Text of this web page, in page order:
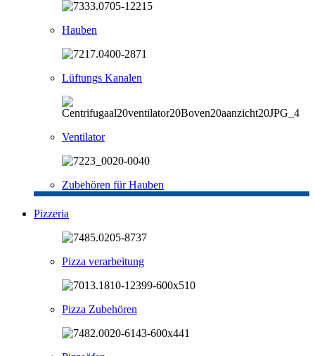
Hauben
Lüftungs Kanalen
Ventilator
Zubehören für Hauben
Pizzeria
Pizza verarbeitung
Pizza Zubehören